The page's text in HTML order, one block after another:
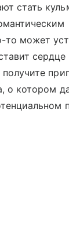
стать
то может
сердце
о котором